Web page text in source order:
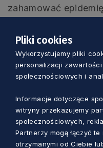
zahamować
– Dlatego, aby
wyhamować
cały czas
ograniczeń
przy
Tadeusz
Pliki cookies
Wykorzystujemy pliki
personalizacji
społecznościowych i
Informacje dotyczące
witryny przekazujemy
społecznościowych,
Partnerzy mogą łączyć
otrzymanymi od Ciebie